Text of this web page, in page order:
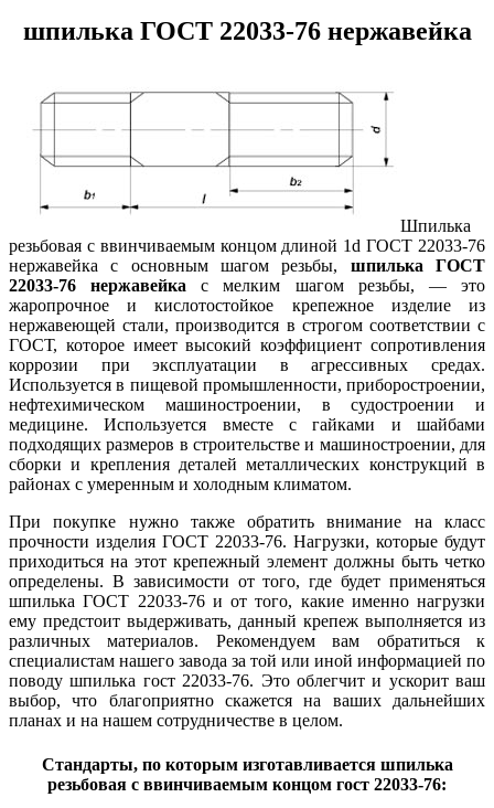
шпилька ГОСТ 22033-76 нержавейка
Шпилька
резьбовая с ввинчиваемым концом длиной 1d ГОСТ 22033-76
нержавейка с основным шагом резьбы, шпилька ГОСТ
22033-76 нержавейка с мелким шагом резьбы, — это
жаропрочное и кислотостойкое крепежное изделие из
нержавеющей стали, производится в строгом соответствии с
ГОСТ, которое имеет высокий коэффициент сопротивления
коррозии при эксплуатации в агрессивных средах.
Используется в пищевой промышленности, приборостроении,
нефтехимическом машиностроении, в судостроении и
медицине. Используется вместе с гайками и шайбами
подходящих размеров в строительстве и машиностроении, для
сборки и крепления деталей металлических конструкций в
районах с умеренным и холодным климатом.
При покупке нужно также обратить внимание на класс
прочности изделия ГОСТ 22033-76. Нагрузки, которые будут
приходиться на этот крепежный элемент должны быть четко
определены. В зависимости от того, где будет применяться
шпилька ГОСТ 22033-76 и от того, какие именно нагрузки
ему предстоит выдерживать, данный крепеж выполняется из
различных материалов. Рекомендуем вам обратиться к
специалистам нашего завода за той или иной информацией по
поводу шпилька гост 22033-76. Это облегчит и ускорит ваш
выбор, что благоприятно скажется на ваших дальнейших
планах и на нашем сотрудничестве в целом.
Стандарты, по которым изготавливается шпилька
резьбовая с ввинчиваемым концом гост 22033-76: